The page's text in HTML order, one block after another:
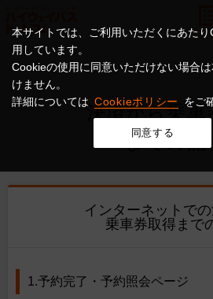
本サイトでは、ご利用いただくにあた
用しています。
Cookieの使用に同意いただけない場合
けません。
詳細については Cookieポリシー をご
同意する
決済から乗車
までの流
インターネットで
乗車券取得まで
1.予約完了・予約照会ページ